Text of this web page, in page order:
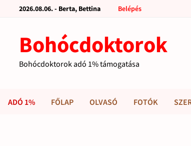
2026.08.06. - Berta, Bettina Belépés
Bohócdoktorok
Bohócdoktorok adó 1% támogatása
ADÓ 1% FŐLAP OLVASÓ FOTÓK